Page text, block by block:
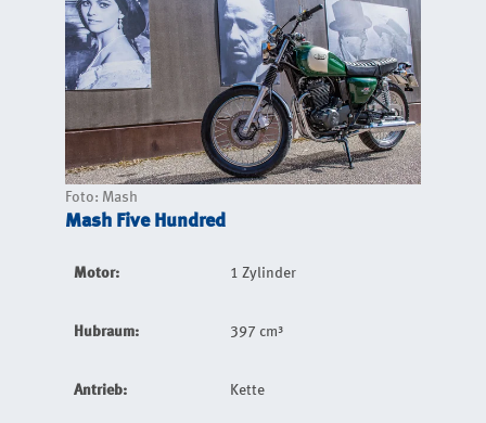
Foto: Mash
Mash Five Hundred
Motor: 1 Zylinder
Hubraum: 397 cm³
Antrieb: Kette